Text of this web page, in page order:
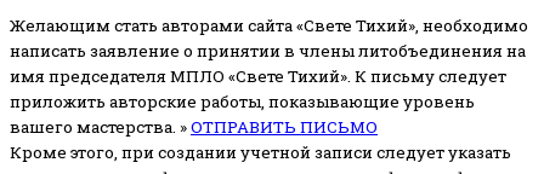
Желающим стать авторами сайта «Свете Тихий», необходимо
написать заявление о принятии в члены литобъединения на
имя председателя МПЛО «Свете Тихий». К письму следует
приложить авторские работы, показывающие уровень
вашего мастерства. »ОТПРАВИТЬ ПИСЬМО
Кроме этого, при создании учетной записи следует указать